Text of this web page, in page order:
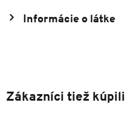
Informácie o látke
Zákazníci tiež kúpili